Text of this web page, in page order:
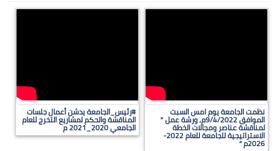
نظمت الجامعة يوم امس السبت
الموافق 9/4/2022م, ورشة عمل ”
لمناقشة عناصر ومجالات الخطة
الاستراتيجية للجامعة للعام 2022-
2026م “
#رئيس_الجامعة يدشن أعمال جلسات
المناقشة والحكم لمشاريع التخرج للعام
الجامعي 2020_2021 م